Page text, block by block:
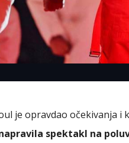
je opravdao očekivanja i
spektakl na